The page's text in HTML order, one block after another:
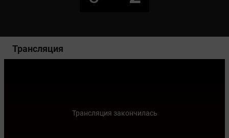
Трансляция
Трансляция закончилась